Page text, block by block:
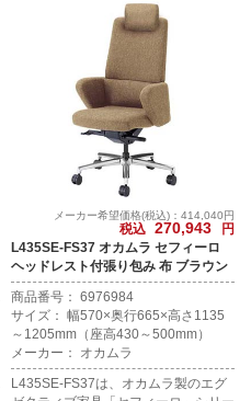
メーカー希望価格(税込)：414,040円
税込 270,943
円
L435SE-FS37 オカムラ セフィーロ
ヘッドレスト付張り包み 布 ブラウン
商品番号： 6976984
サイズ： 幅570×奥行665×高さ1135
～1205mm（座高430～500mm）
メーカー： オカムラ
L435SE-FS37は、オカムラ製のエグ